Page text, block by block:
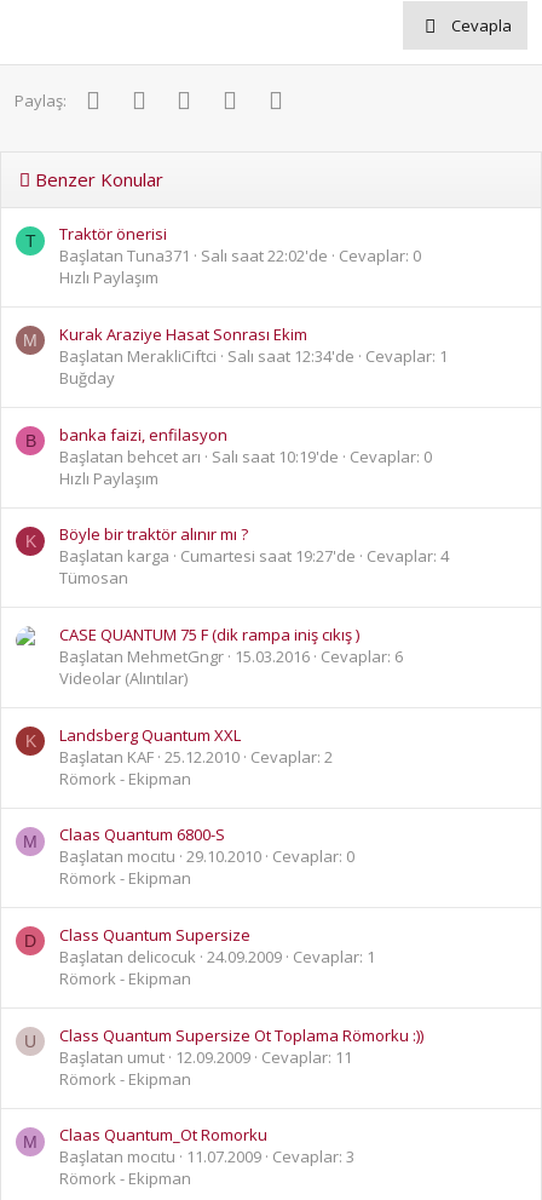
Cevapla
Paylaş: FacebookTwitter PinterestWhatsApp
Benzer Konular
T
Traktör önerisi
Başlatan Tuna371
Salı saat 22:02'de
Cevaplar: 0
Hızlı Paylaşım
M
Kurak Araziye Hasat Sonrası Ekim
Başlatan MerakliCiftci
Salı saat 12:34'de
Cevaplar: 1
Buğday
B
banka faizi, enfilasyon
Başlatan behcet arı
Salı saat 10:19'de
Cevaplar: 0
Hızlı Paylaşım
K
Böyle bir traktör alınır mı ?
Başlatan karga
Cumartesi saat 19:27'de
Cevaplar: 4
Tümosan
CASE QUANTUM 75 F (dik rampa iniş cıkış )
Başlatan MehmetGngr
15.03.2016 Cevaplar: 6
Videolar (Alıntılar)
K
Landsberg Quantum XXL
Başlatan KAF 25.12.2010 Cevaplar: 2
Römork - Ekipman
M
Claas Quantum 6800-S
Başlatan mocıtu 29.10.2010 Cevaplar: 0
Römork - Ekipman
D
Class Quantum Supersize
Başlatan delicocuk 24.09.2009 Cevaplar: 1
Römork - Ekipman
U
Class Quantum Supersize Ot Toplama Römorku :))
Başlatan umut
12.09.2009 Cevaplar: 11
Römork - Ekipman
M
Claas Quantum_Ot Romorku
Başlatan mocıtu
11.07.2009 Cevaplar: 3
Römork - Ekipman